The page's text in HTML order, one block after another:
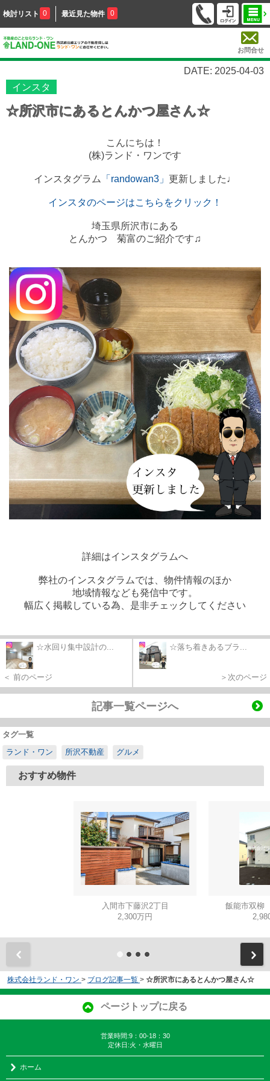
検討リスト 0 最近見た物件 0
お問合せ
DATE: 2025-04-03
インスタ
☆所沢市にあるとんかつ屋さん☆
こんにちは！
(株)ランド・ワンです
インスタグラム 「randowan3」 更新しました♩
インスタのページはこちらをクリック！
埼玉県所沢市にある
とんかつ 菊富のご紹介です♫
詳細はインスタグラムへ
弊社のインスタグラムでは、物件情報のほか
地域情報なども発信中です。
幅広く掲載している為、是非チェックしてください
☆水回り集中設計の...
＜ 前のページ
☆落ち着きあるブラ...
＞次のページ
記事一覧ページへ
タグ一覧
ランド・ワン
所沢不動産 グルメ
おすすめ物件
入間市下藤沢2丁目
2,300万円
飯能市双柳
株式会社ランド・ワン > ブログ記事一覧 > ☆所沢市にあるとんかつ屋さん☆
ページトップに戻る
営業時間:9：00-18：30
定休日:火・水曜日
ホーム